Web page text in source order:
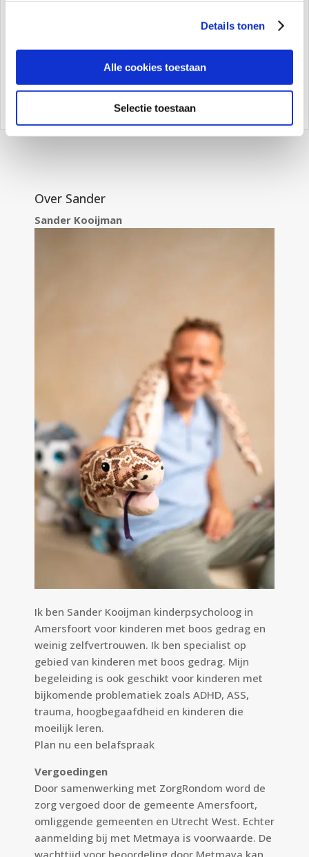
Details tonen
Alle cookies toestaan
Selectie toestaan
niet.” Dat stil wordt als iets niet lukt. Of dat
Over Sander
Sander Kooijman
Ik ben Sander Kooijman kinderpsycholoog in
Amersfoort voor kinderen met boos gedrag en
weinig zelfvertrouwen. Ik ben specialist op
gebied van kinderen met boos gedrag. Mijn
begeleiding is ook geschikt voor kinderen met
bijkomende problematiek zoals ADHD, ASS,
trauma, hoogbegaafdheid en kinderen die
moeilijk leren.
Plan nu een belafspraak
Vergoedingen
Door samenwerking met ZorgRondom word de
zorg vergoed door de gemeente Amersfoort,
omliggende gemeenten en Utrecht West. Echter
aanmelding bij met Metmaya is voorwaarde. De
wachttijd voor beoordeling door Metmaya kan